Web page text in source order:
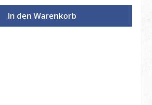
In den Warenkorb